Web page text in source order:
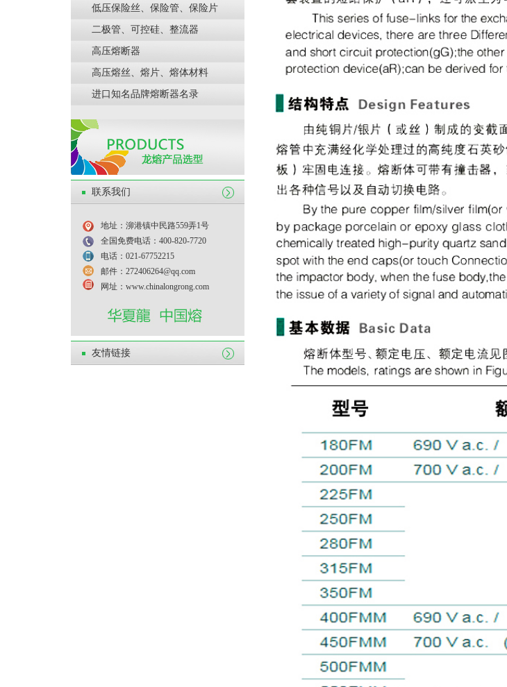
低压保险丝、保险管、保险片
二极管、可控硅、整流器
高压熔断器
高压熔丝、熔片、熔体材料
进口知名品牌熔断器名录
联系我们
地址：泖港镇中民路559弄1号
全国免费电话：400-820-7720
电话：021-67752215
邮件：272406264@qq.com
网址：www.chinalongrong.com
友情链接